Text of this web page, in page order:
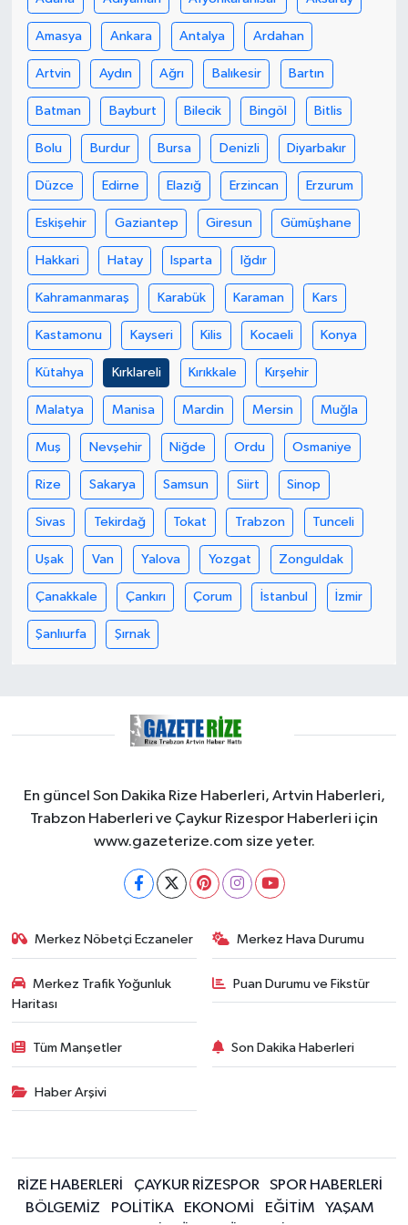
Amasya Ankara Antalya Ardahan
Artvin Aydın Ağrı Balıkesir Bartın
Batman Bayburt Bilecik Bingöl Bitlis
Bolu Burdur Bursa Denizli Diyarbakır
Düzce Edirne Elazığ Erzincan Erzurum
Eskişehir Gaziantep Giresun Gümüşhane
Hakkari Hatay Isparta Iğdır
Kahramanmaraş Karabük Karaman Kars
Kastamonu Kayseri Kilis Kocaeli Konya
Kütahya Kırklareli Kırıkkale Kırşehir
Malatya Manisa Mardin Mersin Muğla
Muş Nevşehir Niğde Ordu Osmaniye
Rize Sakarya Samsun Siirt Sinop
Sivas Tekirdağ Tokat Trabzon Tunceli
Uşak Van Yalova Yozgat Zonguldak
Çanakkale Çankırı Çorum İstanbul İzmir
Şanlıurfa Şırnak
En güncel Son Dakika Rize Haberleri, Artvin Haberleri,
Trabzon Haberleri ve Çaykur Rizespor Haberleri için
www.gazeterize.com size yeter.
Merkez Nöbetçi Eczaneler Merkez Hava Durumu
Merkez Trafik Yoğunluk
Haritası
Puan Durumu ve Fikstür
Tüm Manşetler Son Dakika Haberleri
Haber Arşivi
RİZE HABERLERİ ÇAYKUR RİZESPOR
SPOR HABERLERİ
BÖLGEMİZ
POLİTİKA EKONOMİ EĞİTİM
YAŞAM
GENEL
GÜNDEM
Güvenlik
HABERDE İNSAN
İNSAN
İş Dünyası
Jandarma
Kadın
KÜLTÜR SANAT
MAGAZİN
Otomobil
POLİTİKA
Sağlık
SİYASET
TEKNOLOJİ